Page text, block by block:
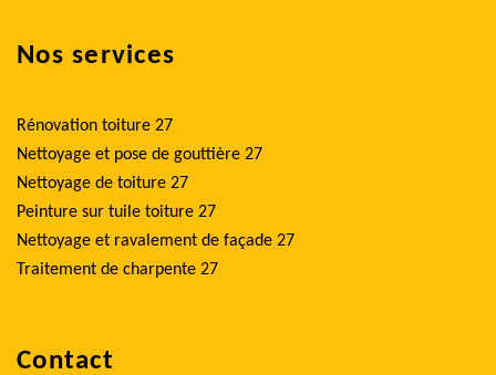
Nos services
Rénovation toiture 27
Nettoyage et pose de gouttière 27
Nettoyage de toiture 27
Peinture sur tuile toiture 27
Nettoyage et ravalement de façade 27
Traitement de charpente 27
Contact